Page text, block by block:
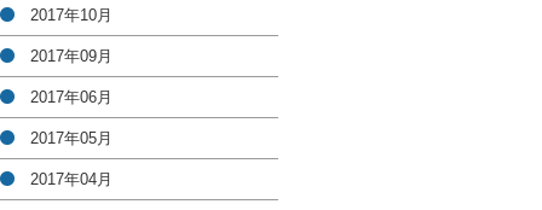
2017年10月
2017年09月
2017年06月
2017年05月
2017年04月